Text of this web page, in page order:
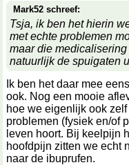
Mark52 schreef:
Tsja, ik ben het hierin
met echte problemen
maar die
natuurlijk de spuigaten
Ik ben het daar mee
ook. Nog een mooie
hoe we eigenlijk ook
problemen (fysiek en/of
leven hoort. Bij keelpijn
hoofdpijn zitten we echt
naar de ibuprufen.